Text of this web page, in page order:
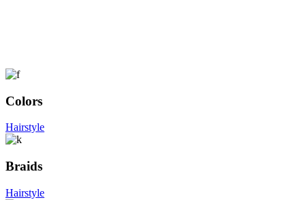
Colors
Hairstyle
Braids
Hairstyle